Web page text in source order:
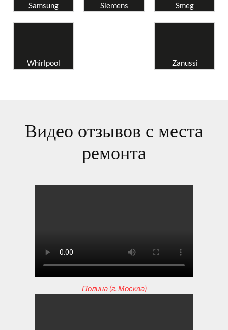
Samsung Siemens Smeg
Whirlpool Zanussi
Видео отзывов с места
ремонта
Полина (г. Москва)